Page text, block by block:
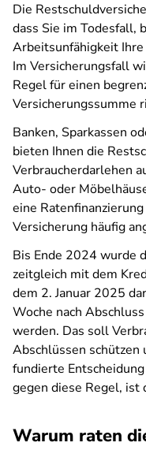
Die
dass Sie im Todesfall,
Arbeitsunfähigkeit
Im Versicherungsfall
Regel für einen
Versicherungssumme
Banken, Sparkassen
bieten Ihnen die
Verbraucherdarlehen
Auto- oder
eine
Versicherung häufig
Bis Ende 2024 wurde
zeitgleich mit dem
dem 2. Januar 2025
Woche nach
werden. Das soll
Abschlüssen schützen
fundierte
gegen diese Regel, ist
Warum raten